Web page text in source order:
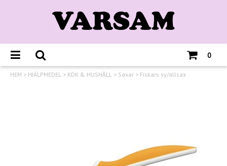
0
HEM > HJÄLPMEDEL > KÖK & HUSHÅLL > Saxar > Fiskars sy/allsax